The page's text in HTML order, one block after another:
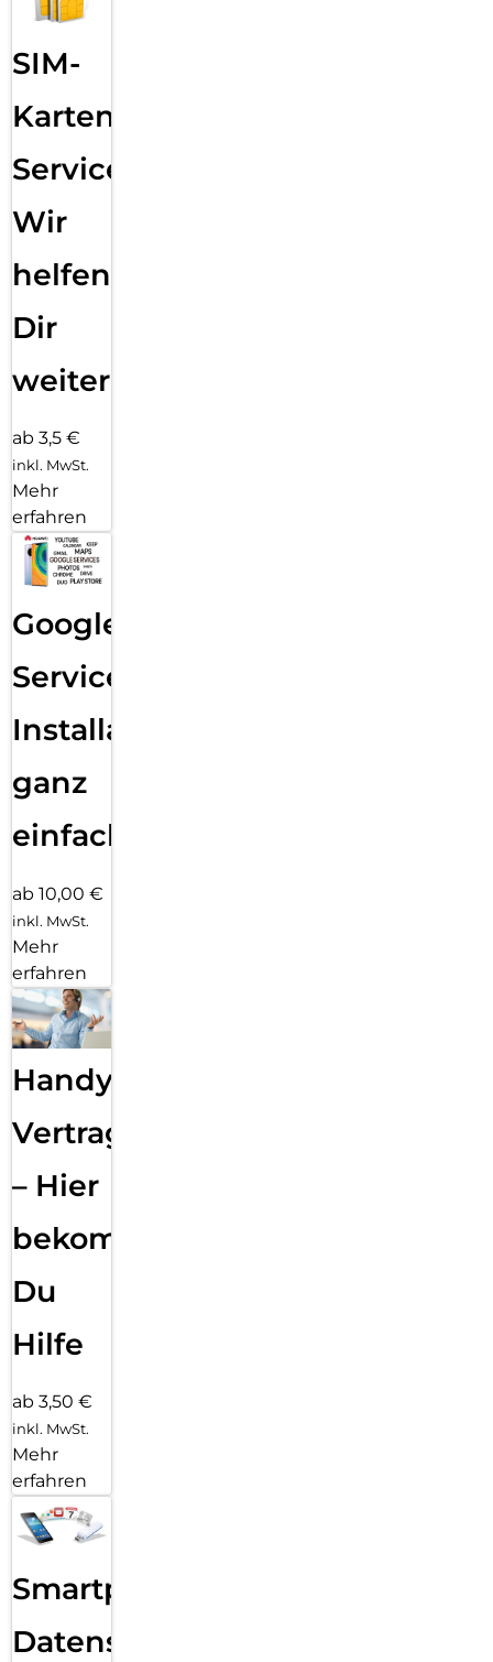
SIM-
Karten
Service:
Wir
helfen
Dir
weiter
ab 3,5 €
inkl. MwSt.
Mehr
erfahren
Google
Services
Installation
ganz
einfach
ab 10,00 €
inkl. MwSt.
Mehr
erfahren
Handy
Vertragsabwicklung
– Hier
bekommst
Du
Hilfe
ab 3,50 €
inkl. MwSt.
Mehr
erfahren
Smartphone
Datensicherung